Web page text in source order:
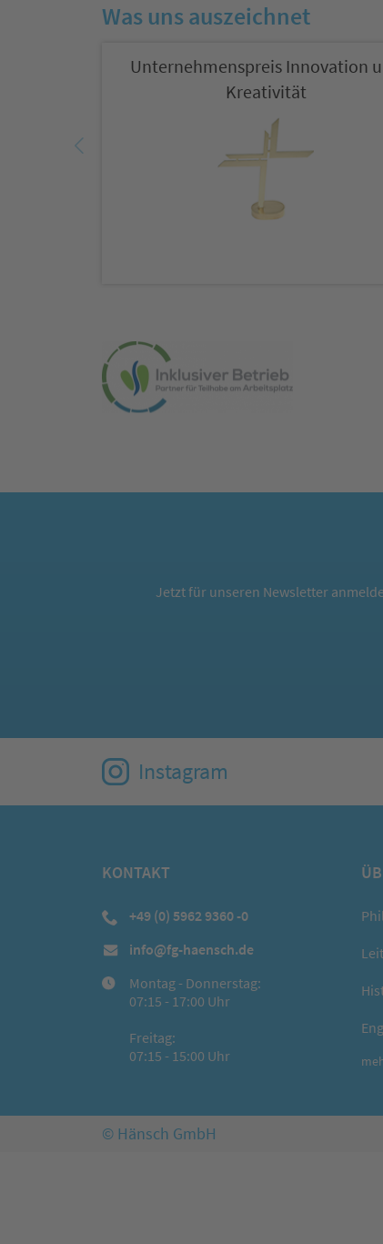
Was uns auszeichnet
Unternehmenspreis Innovation
Kreativität
Jetzt für unseren Newsletter
Instagram
KONTAKT
+49 (0) 5962 9360 -0
info@fg-haensch.de
Montag - Donnerstag:
07:15 - 17:00 Uhr
Freitag:
07:15 - 15:00 Uhr
© Hänsch GmbH